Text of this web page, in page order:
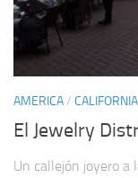
AMERICA/ CALIFORNIA
El Jewelry
Un callejón joyero a